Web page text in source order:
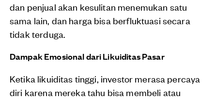
dan penjual akan kesulitan menemukan satu
sama lain, dan harga bisa berfluktuasi secara
tidak terduga.
Dampak Emosional dari Likuiditas Pasar
Ketika likuiditas tinggi, investor merasa percaya
diri karena mereka tahu bisa membeli atau